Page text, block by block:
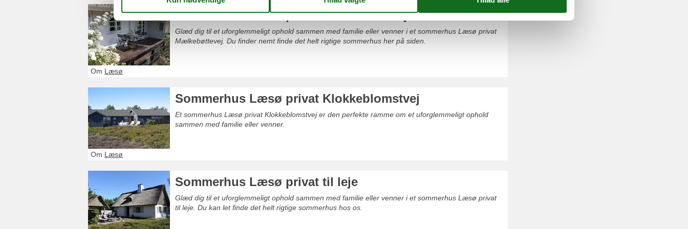
Sommerhus Læsø privat Mælkebøttevej
Glæd dig til et uforglemmeligt ophold sammen med familie eller venner i et sommerhus Læsø privat
Mælkebøttevej. Du finder nemt finde det helt rigtige sommerhus her på siden.
Om Læsø
Sommerhus Læsø privat Klokkeblomstvej
Et sommerhus Læsø privat Klokkeblomstvej er den perfekte ramme om et uforglemmeligt ophold
sammen med familie eller venner.
Om Læsø
Sommerhus Læsø privat til leje
Glæd dig til et uforglemmeligt ophold sammen med familie eller venner i et sommerhus Læsø privat
til leje. Du kan let finde det helt rigtige sommerhus hos os.